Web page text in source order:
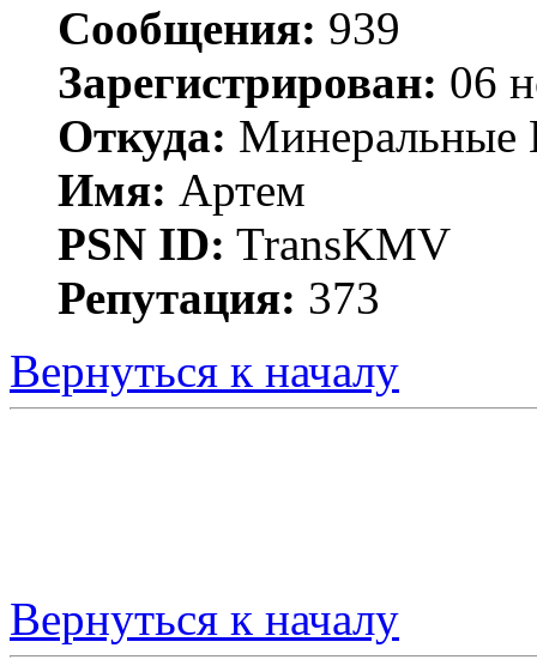
Сообщения: 939
Зарегистрирован: 06
Откуда: Минеральные
Имя: Артем
PSN ID: TransKMV
Репутация: 373
Вернуться к началу
Вернуться к началу